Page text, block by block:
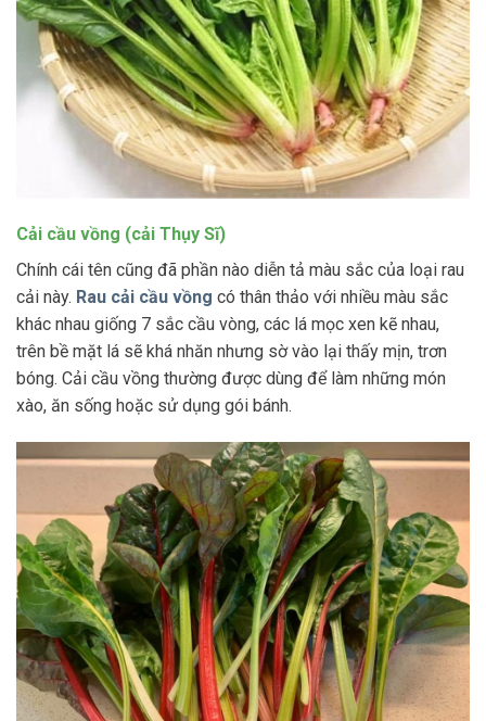
Cải cầu vồng (cải Thụy Sĩ)
Chính cái tên cũng đã phần nào diễn tả màu sắc của loại rau
cải này. Rau cải cầu vồng có thân thảo với nhiều màu sắc
khác nhau giống 7 sắc cầu vòng, các lá mọc xen kẽ nhau,
trên bề mặt lá sẽ khá nhăn nhưng sờ vào lại thấy mịn, trơn
bóng. Cải cầu vồng thường được dùng để làm những món
xào, ăn sống hoặc sử dụng gói bánh.